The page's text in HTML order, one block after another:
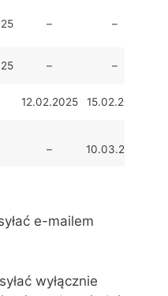
– –
– –
12.02.2025 15.02.2025
– 10.03.2025
– 20.05.2025
e-mailem
wyłącznie